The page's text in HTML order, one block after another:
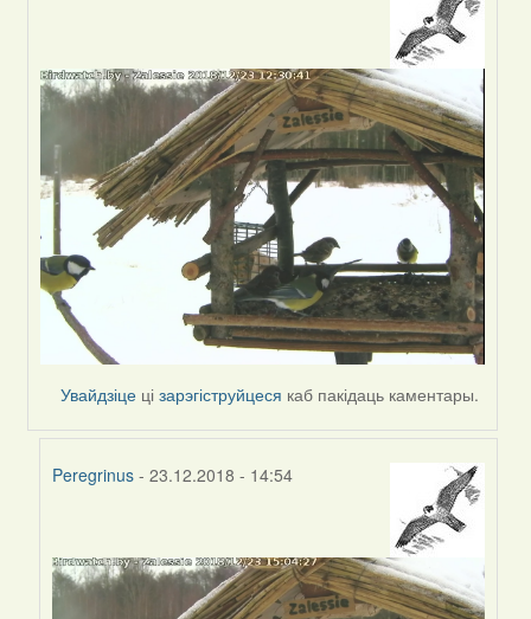
to
by
Увайдзіце цізарэгіструйцеся каб пакідаць каментары.
Peregrinus - 23.12.2018 - 14:54
to
by